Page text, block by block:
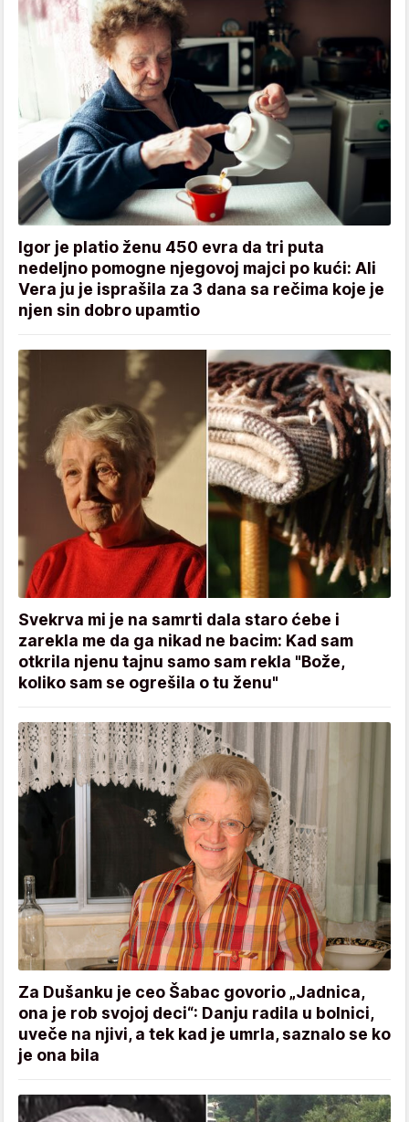
Igor je platio ženu 450 evra da tri puta
nedeljno pomogne njegovoj majci po kući: Ali
Vera ju je isprašila za 3 dana sa rečima koje je
njen sin dobro upamtio
Svekrva mi je na samrti dala staro ćebe i
zarekla me da ga nikad ne bacim: Kad sam
otkrila njenu tajnu samo sam rekla "Bože,
koliko sam se ogrešila o tu ženu"
Za Dušanku je ceo Šabac govorio „Jadnica,
ona je rob svojoj deci“: Danju radila u bolnici,
uveče na njivi, a tek kad je umrla, saznalo se ko
je ona bila